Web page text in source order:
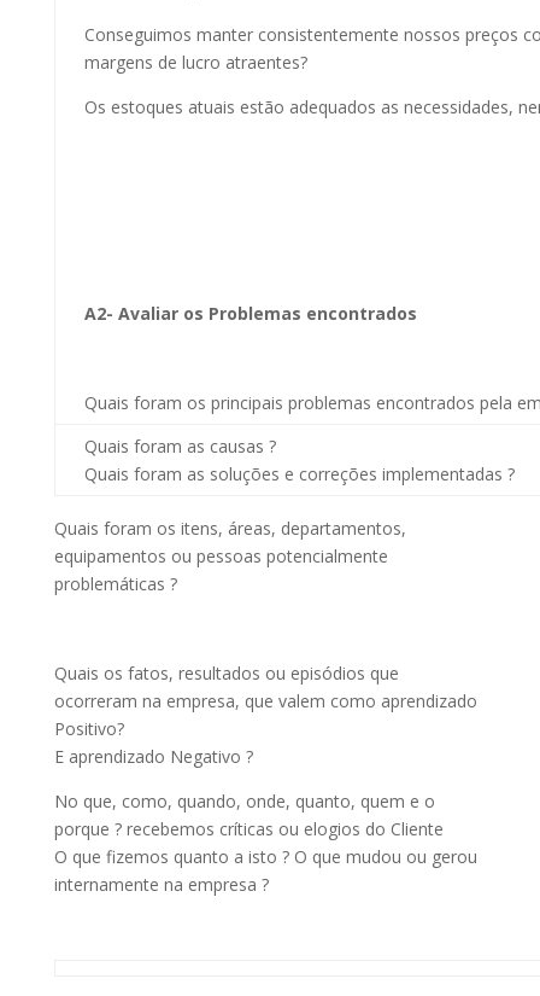
Conseguimos manter consistentemente nossos preços
margens de lucro atraentes?
Os estoques atuais estão adequados as necessidades,
A2- Avaliar os Problemas encontrados
Quais foram os principais problemas encontrados pela
Quais foram as causas ?
Quais foram as soluções e correções implementadas ?
Quais foram os itens, áreas, departamentos,
equipamentos ou pessoas potencialmente
problemáticas ?
Quais os fatos, resultados ou episódios que
ocorreram na empresa, que valem como aprendizado
Positivo?
E aprendizado Negativo ?
No que, como, quando, onde, quanto, quem e o
porque ? recebemos críticas ou elogios do Cliente
O que fizemos quanto a isto ? O que mudou ou gerou
internamente na empresa ?